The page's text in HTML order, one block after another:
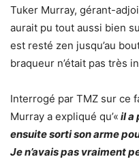
Tuker Murray, gérant-
aurait pu tout aussi bien
est resté zen jusqu’au
braqueur n’était pas très
Interrogé par TMZ sur ce
Murray a expliqué qu’« il a
ensuite sorti son arme
Je n’avais pas vraiment